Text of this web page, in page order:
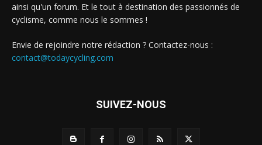
ainsi qu'un forum. Et le tout à destination des passionnés de
cyclisme, comme nous le sommes !
Envie de rejoindre notre rédaction ? Contactez-nous :
contact@todaycycling.com
SUIVEZ-NOUS